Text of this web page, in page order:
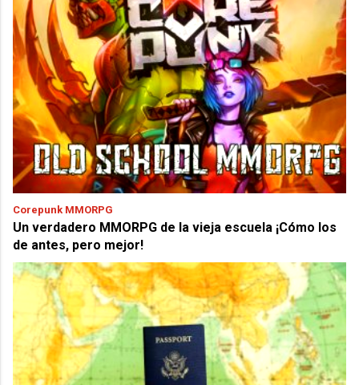
Corepunk MMORPG
Un verdadero MMORPG de la vieja escuela ¡Cómo los
de antes, pero mejor!